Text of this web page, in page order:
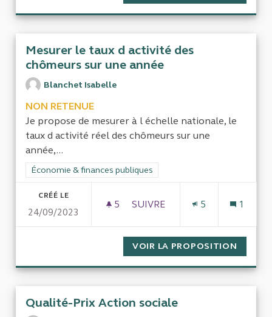
Mesurer le taux d activité des
chômeurs sur une année
Blanchet Isabelle
NON RETENUE
Je propose de mesurer à l échelle nationale, le
taux d activité réel des chômeurs sur une
année,...
Filtrer les résultats de la catégorie : Économie & finances
Économie & finances publiques
CRÉÉ LE
24/09/2023
5 5 ABONNÉS
SUIVRE
5 1
VOIR LA PROPOSITION
Qualité-Prix Action sociale